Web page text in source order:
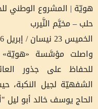
هويّة | المشروع الوطني
حلب – مخيَّم النَّيرب
الخميس 23 نيسان / إبريل 2026
واصلت مؤسَّسة «هويّة»
للحفاظ على جذور
الشفهيّة لجيل النكبة،
الحاج يوسف خالد أبو ليل